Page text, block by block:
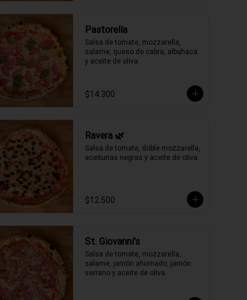
Pastorella
Salsa de tomate, mozzarella,
salame, queso de cabra, albahaca
y aceite de oliva.
$14.300
Ravera 🌿
Salsa de tomate, doble mozzarella,
aceitunas negras y aceite de oliva.
$12.500
St. Giovanni's
Salsa de tomate, mozzarella,
salame, jamón ahumado, jamón
serrano y aceite de oliva.